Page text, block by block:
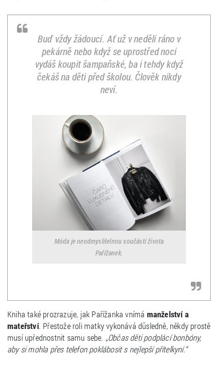
Buď vždy žádoucí. Ať už v neděli ráno v
pekárně nebo když se uprostřed noci
vydáš koupit šampaňské, ba i tehdy když
čekáš na děti před školou. Člověk nikdy
neví.
Móda je neodmyslitelnou součástí života
Pařížanek.
Kniha také prozrazuje, jak Pařížanka vnímá manželství a
mateřství. Přestože roli matky vykonává důsledně, někdy prostě
musí upřednostnit samu sebe. „Občas děti podplácí bonbóny,
aby si mohla přes telefon poklábosit s nejlepší přítelkyní.“